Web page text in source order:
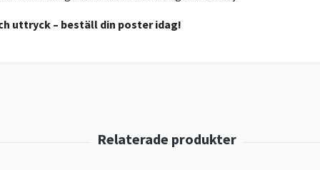
uttryck – beställ din poster idag!